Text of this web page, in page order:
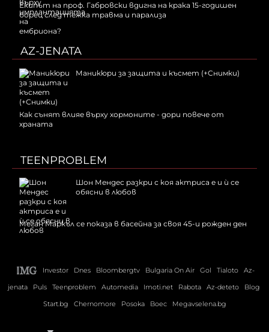
Екипът на проф. Габровски вдигна на крака 15-годишен
борец след тежка травма и парализа
AZ-JENATA
Маникюри за защита и късмет (+Снимки)
Как сънят влияе върху хормоните - дори повече от
храната
TEENPROBLEM
Шон Мендес разкри с коя актриса е и ѝ се
обясни в любов
Меган Маркъл се показа в басейна за своя 45-и рожден ден
Investor Dnes Bloombergtv Bulgaria On Air Gol Tialoto
Az-
jenata
Puls Teenproblem Automedia Imoti.net Rabota Az-deteto
Blog
Start.bg
Chernomore Posoka Boec Megavselena.bg